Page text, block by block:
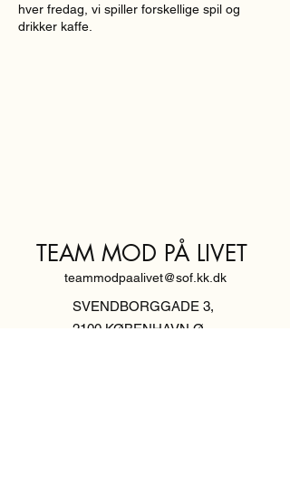
hver fredag, vi spiller forskellige spil og
drikker kaffe.
TEAM MOD PÅ LIVET
teammodpaalivet@sof.kk.dk
SVENDBORGGADE 3,
2100 KØBENHAVN Ø